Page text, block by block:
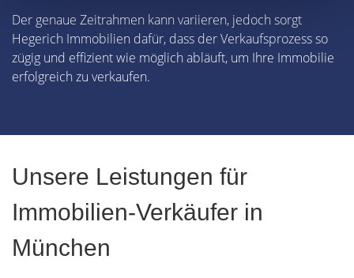
Der genaue Zeitrahmen kann variieren, jedoch sorgt
Hegerich Immobilien dafür, dass der Verkaufsprozess so
zügig und effizient wie möglich abläuft, um Ihre Immobilie
erfolgreich zu verkaufen.
Unsere Leistungen für
Immobilien-Verkäufer in
München